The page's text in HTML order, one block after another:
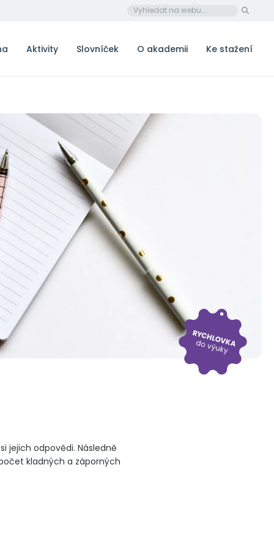
Aktivity Slovníček O akademii Ke stažení
jejich odpovědi. Následně
kladných a záporných